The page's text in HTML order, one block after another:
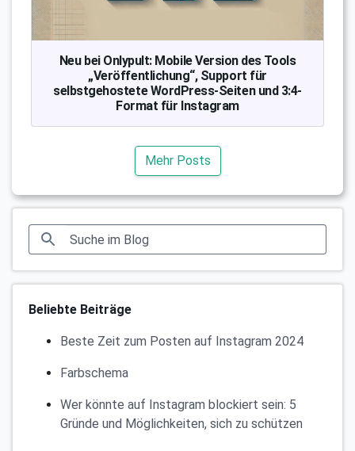
Neu bei Onlypult: Mobile Version des Tools
„Veröffentlichung“, Support für
selbstgehostete WordPress-Seiten und 3:4-
Format für Instagram
Mehr Posts
Beliebte Beiträge
Beste Zeit zum Posten auf Instagram 2024
Farbschema
Wer könnte auf Instagram blockiert sein: 5
Gründe und Möglichkeiten, sich zu schützen